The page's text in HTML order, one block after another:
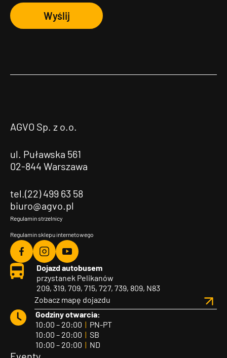
Wyślij
AGVO Sp. z o.o.
ul. Puławska 561
02-844 Warszawa
tel.(22) 499 63 58
biuro@agvo.pl
Regulamin strzelnicy
Regulamin sklepu internetowego
Agvo
Facebook
Agvo
Instagram
Agvo
YouTube
Dojazd autobusem
przystanek Pelikanów
209, 319, 709, 715, 727, 739, 809, N83
Zobacz mapę dojazdu
Godziny otwarcia:
10:00 – 20:00 | PN-PT
10:00 – 20:00 | SB
10:00 – 20:00 | ND